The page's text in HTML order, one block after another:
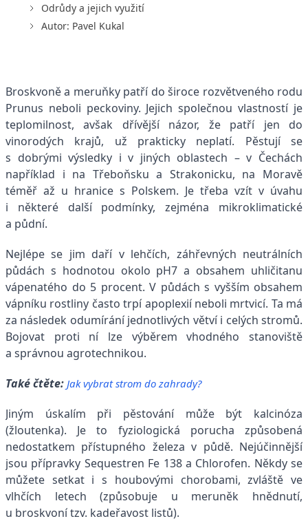
Odrůdy a jejich využití
Autor: Pavel Kukal
Broskvoně a meruňky patří do široce rozvětveného rodu
Prunus neboli peckoviny. Jejich společnou vlastností je
teplomilnost, avšak dřívější názor, že patří jen do
vinorodých krajů, už prakticky neplatí. Pěstují se
s dobrými výsledky i v jiných oblastech – v Čechách
například i na Třeboňsku a Strakonicku, na Moravě
téměř až u hranice s Polskem. Je třeba vzít v úvahu
i některé další podmínky, zejména mikroklimatické
a půdní.
Nejlépe se jim daří v lehčích, záhřevných neutrálních
půdách s hodnotou okolo pH7 a obsahem uhličitanu
vápenatého do 5 procent. V půdách s vyšším obsahem
vápníku rostliny často trpí apoplexií neboli mrtvicí. Ta má
za následek odumírání jednotlivých větví i celých stromů.
Bojovat proti ní lze výběrem vhodného stanoviště
a správnou agrotechnikou.
Také čtěte: Jak vybrat strom do zahrady?
Jiným úskalím při pěstování může být kalcinóza
(žloutenka). Je to fyziologická porucha způsobená
nedostatkem přístupného železa v půdě. Nejúčinnější
jsou přípravky Sequestren Fe 138 a Chlorofen. Někdy se
můžete setkat i s houbovými chorobami, zvláště ve
vlhčích letech (způsobuje u meruněk hnědnutí,
u broskvoní tzv. kadeřavost listů).